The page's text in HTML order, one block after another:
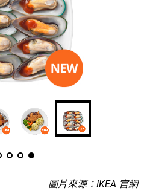
圖片來源：IKEA 官網